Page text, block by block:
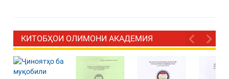
КИТОБҲОИ ОЛИМОНИ АКАДЕМИЯ